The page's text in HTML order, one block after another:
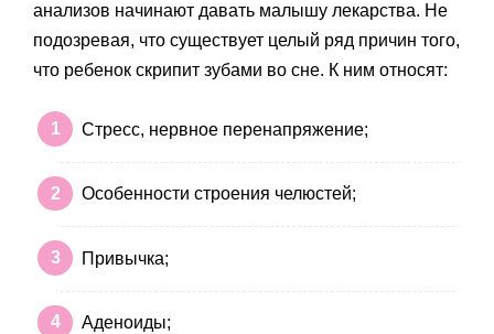
анализов начинают давать малышу лекарства. Не
подозревая, что существует целый ряд причин того,
что ребенок скрипит зубами во сне. К ним относят:
Стресс, нервное перенапряжение;
Особенности строения челюстей;
Привычка;
Аденоиды;